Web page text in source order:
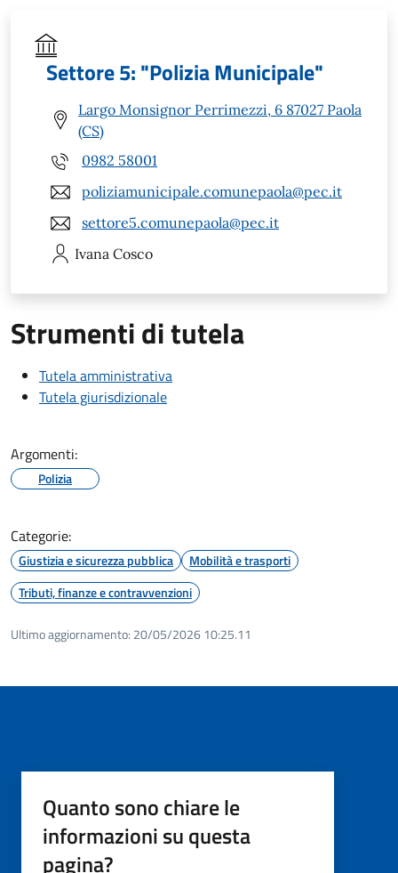
Settore 5: "Polizia Municipale"
Largo Monsignor Perrimezzi, 6 87027 Paola
(CS)
0982 58001
poliziamunicipale.comunepaola@pec.it
settore5.comunepaola@pec.it
Ivana Cosco
Strumenti di tutela
Tutela amministrativa
Tutela giurisdizionale
Argomenti:
Polizia
Categorie:
Giustizia e sicurezza pubblica
Mobilità e trasporti
Tributi, finanze e contravvenzioni
Ultimo aggiornamento: 20/05/2026 10:25.11
Quanto sono chiare le
informazioni su questa
pagina?